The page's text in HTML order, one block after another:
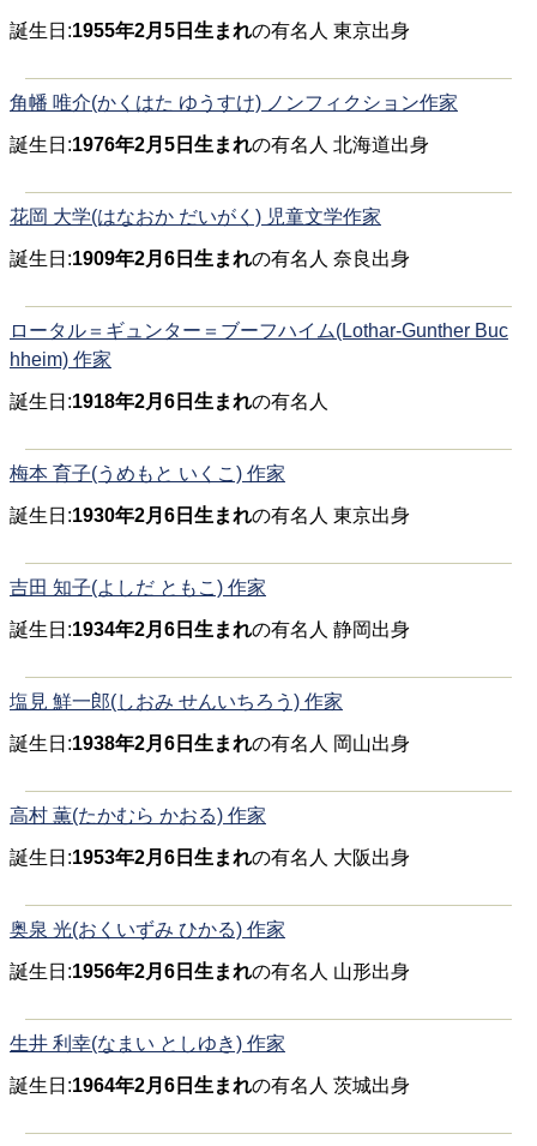
誕生日:1955年2月5日生まれの有名人 東京出身
角幡 唯介(かくはた ゆうすけ) ノンフィクション作家
誕生日:1976年2月5日生まれの有名人 北海道出身
花岡 大学(はなおか だいがく) 児童文学作家
誕生日:1909年2月6日生まれの有名人 奈良出身
ロータル＝ギュンター＝ブーフハイム(Lothar-Gunther Buc
hheim) 作家
誕生日:1918年2月6日生まれの有名人
梅本 育子(うめもと いくこ) 作家
誕生日:1930年2月6日生まれの有名人 東京出身
吉田 知子(よしだ ともこ) 作家
誕生日:1934年2月6日生まれの有名人 静岡出身
塩見 鮮一郎(しおみ せんいちろう) 作家
誕生日:1938年2月6日生まれの有名人 岡山出身
高村 薫(たかむら かおる) 作家
誕生日:1953年2月6日生まれの有名人 大阪出身
奥泉 光(おくいずみ ひかる) 作家
誕生日:1956年2月6日生まれの有名人 山形出身
生井 利幸(なまい としゆき) 作家
誕生日:1964年2月6日生まれの有名人 茨城出身